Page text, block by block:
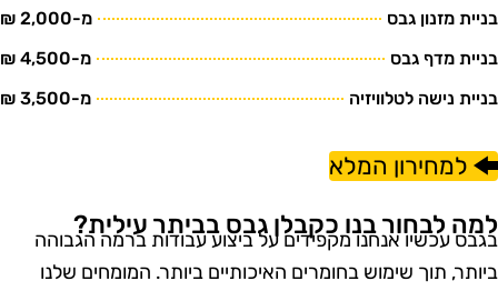
מזנון גבס
מ-2,000 ₪
מדף גבס
מ-4,500 ₪
נישה לטלוויזיה
מ-3,500 ₪
למחירון המלא
לבחור בנו כקבלן גבס בביתר עילית?
עכשיו אנחנו מקפידים על ביצוע עבודות ברמה הגבוהה
תוך שימוש בחומרים האיכותיים ביותר. המומחים שלנו